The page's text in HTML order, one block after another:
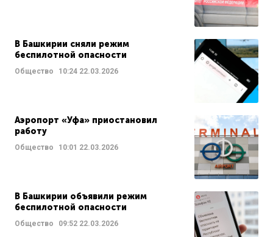
В Башкирии сняли режим
беспилотной опасности
Общество 10:24 22.03.2026
Аэропорт «Уфа» приостановил
работу
Общество 10:01 22.03.2026
В Башкирии объявили режим
беспилотной опасности
Общество 09:52 22.03.2026